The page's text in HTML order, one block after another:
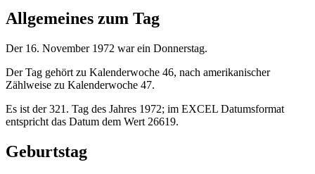
Allgemeines zum Tag
Der 16. November 1972 war ein Donnerstag.
Der Tag gehört zu Kalenderwoche 46, nach amerikanischer
Zählweise zu Kalenderwoche 47.
Es ist der 321. Tag des Jahres 1972; im EXCEL Datumsformat
entspricht das Datum dem Wert 26619.
Geburtstag